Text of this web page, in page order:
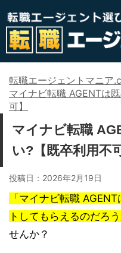
転職エージェントマニア
マイナビ転職 AGENTは
可】
マイナビ転職
い?【既卒利用不
投稿日： 2026年2月19日
「マイナビ転職
トしてもらえるのだろう
せんか？